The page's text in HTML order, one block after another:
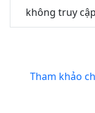
không truy
Tham khảo